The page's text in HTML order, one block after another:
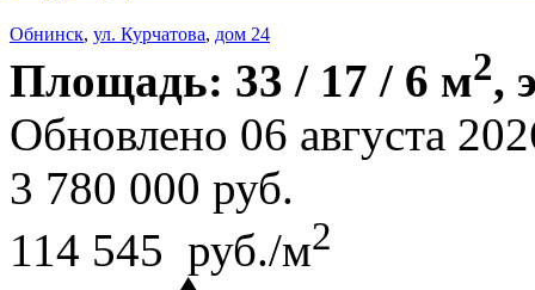
Обнинск, ул. Курчатова, дом 24
Площадь: 33 / 17 / 6 м2,
Обновлено 06 августа
3 780 000 руб.
114 545 руб./м2